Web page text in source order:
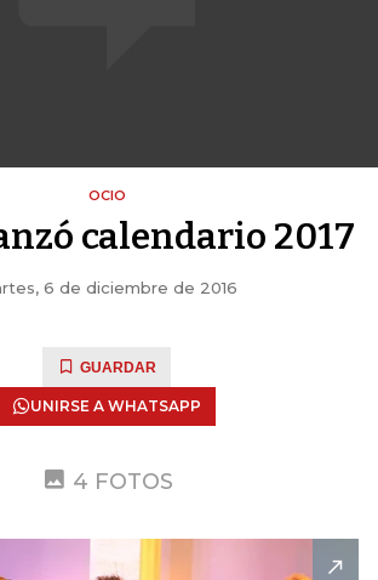
OCIO
calendario 2017
6 de diciembre de 2016
GUARDAR
UNIRSE A WHATSAPP
4 FOTOS